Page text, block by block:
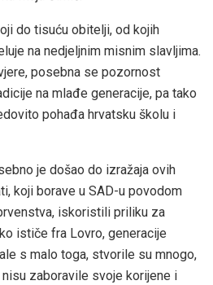
do tisuću obitelji, od kojih
na nedjeljnim misnim slavljima.
posebna se pozornost
na mlađe generacije, pa tako
pohađa hrvatsku školu i
je došao do izražaja ovih
koji borave u SAD-u povodom
iskoristili priliku za
ističe fra Lovro, generacije
s malo toga, stvorile su mnogo,
zaboravile svoje korijene i